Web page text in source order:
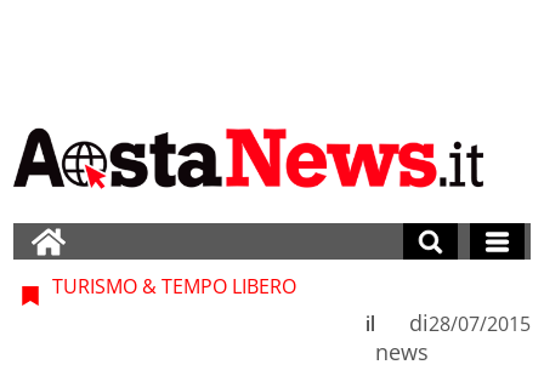
TURISMO & TEMPO LIBERO
di
news
il 28/07/2015